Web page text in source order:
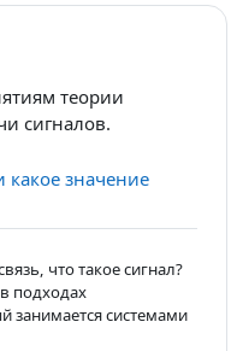
теории
сигналов.
какое значение
что такое сигнал?
подходах
занимается системами